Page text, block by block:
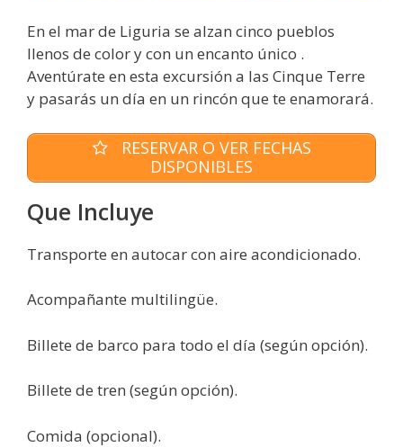
En el mar de Liguria se alzan cinco pueblos
llenos de color y con un encanto único .
Aventúrate en esta excursión a las Cinque Terre
y pasarás un día en un rincón que te enamorará.
RESERVAR O VER FECHAS
DISPONIBLES
Que Incluye
Transporte en autocar con aire acondicionado.
Acompañante multilingüe.
Billete de barco para todo el día (según opción).
Billete de tren (según opción).
Comida (opcional).